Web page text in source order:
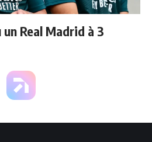
Real Madrid à 3